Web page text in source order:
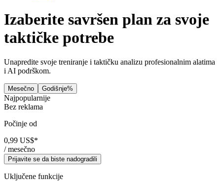
Izaberite savršen plan za svoje
taktičke potrebe
Unapredite svoje treniranje i taktičku analizu profesionalnim alatima
i AI podrškom.
Mesečno Godišnje%
Najpopularnije
Bez reklama
Počinje od
0,99 US$*
/ mesečno
Prijavite se da biste nadogradili
Uključene funkcije